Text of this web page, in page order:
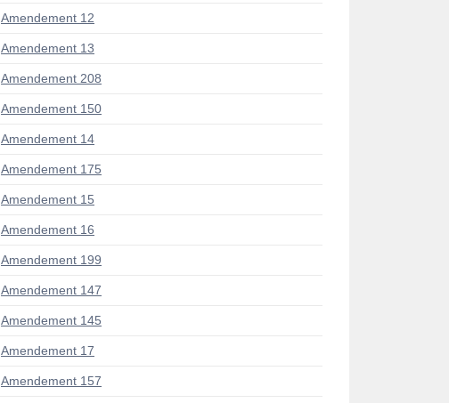
Amendement 12
Amendement 13
Amendement 208
Amendement 150
Amendement 14
Amendement 175
Amendement 15
Amendement 16
Amendement 199
Amendement 147
Amendement 145
Amendement 17
Amendement 157